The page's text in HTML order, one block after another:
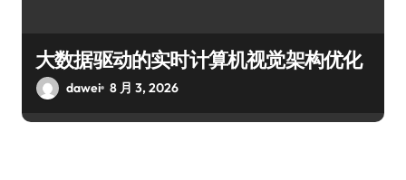
大数据驱动的实时计算机视觉架构优化
dawei 8 月 3, 2026